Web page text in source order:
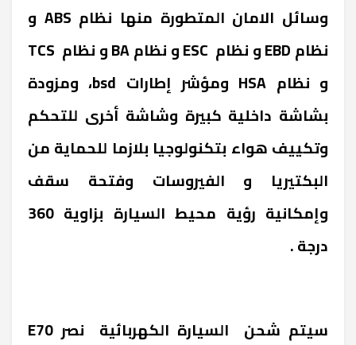
وسائل الامان المتطورة منها نظام ABS و
نظامEBDو نظام ESCو نظامBAو نظام TCS
و نظام HSA ومؤشر إطارات bsd، ومزودة
بشاشة داخلية كبيرة وشاشة أخرى للتحكم
وتكييف هواء بتكنولوجيا بلازما للحماية من
البكتيريا و الفيروسات وفتحة سقف
وإمكانية رؤية محيط السيارة بزاوية 360
درجة .
سيتم شحن السيارة الكهربائية نصر E70